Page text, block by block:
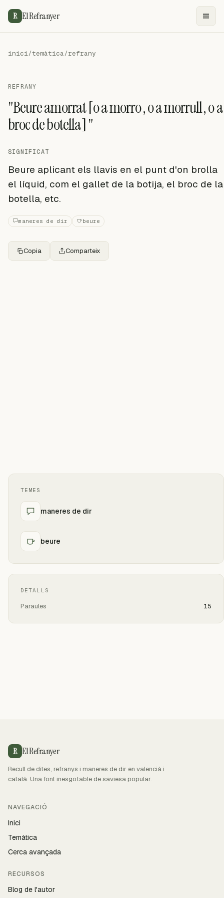
R El Refranyer
inici/temàtica/refrany
REFRANY
"Beure amorrat [o a morro , o a morrull , o a
broc de botella] "
SIGNIFICAT
Beure aplicant els llavis en el punt d'on brolla
el líquid, com el gallet de la botija, el broc de la
botella, etc.
maneres de dir beure
Copia Comparteix
TEMES
maneres de dir
beure
DETALLS
Paraules 15
R El Refranyer
Recull de dites, refranys i maneres de dir en valencià i
català. Una font inesgotable de saviesa popular.
NAVEGACIÓ
Inici
Temàtica
Cerca avançada
RECURSOS
Blog de l'autor